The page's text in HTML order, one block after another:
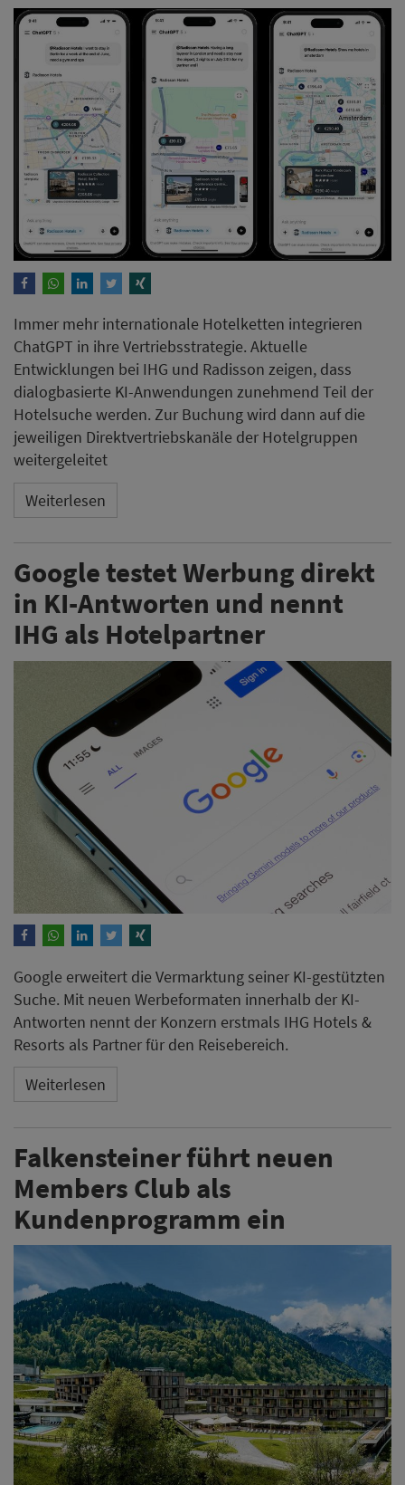
Immer mehr internationale Hotelketten integrieren
ChatGPT in ihre Vertriebsstrategie. Aktuelle
Entwicklungen bei IHG und Radisson zeigen, dass
dialogbasierte KI-Anwendungen zunehmend Teil der
Hotelsuche werden. Zur Buchung wird dann auf die
jeweiligen Direktvertriebskanäle der Hotelgruppen
weitergeleitet
Weiterlesen
Google testet Werbung direkt
in KI-Antworten und nennt
IHG als Hotelpartner
Google erweitert die Vermarktung seiner KI-gestützten
Suche. Mit neuen Werbeformaten innerhalb der KI-
Antworten nennt der Konzern erstmals IHG Hotels &
Resorts als Partner für den Reisebereich.
Weiterlesen
Falkensteiner führt neuen
Members Club als
Kundenprogramm ein